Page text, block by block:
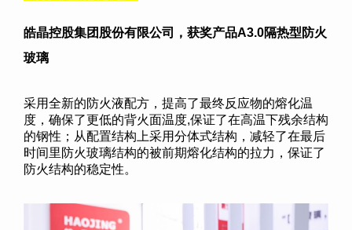
皓晶控股集团股份有限公司
，获奖产品A3.0隔热型防火
玻璃
采用全新的防火液配方，提高了最终反应物的熔化温
度，确保了更低的背火面温度,保证了在高温下残余结构
的钢性；从配置结构上采用分体式结构，减轻了在最后
时间里防火玻璃结构的被前期熔化结构的拉力，保证了
防火结构的稳定性。